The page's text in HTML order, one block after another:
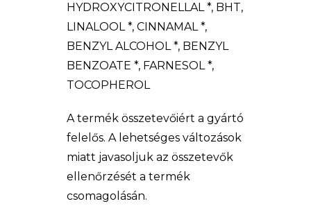
HYDROXYCITRONELLAL *, BHT,
LINALOOL *, CINNAMAL *,
BENZYL ALCOHOL *, BENZYL
BENZOATE *, FARNESOL *,
TOCOPHEROL
A termék összetevőiért a gyártó
felelős. A lehetséges változások
miatt javasoljuk az összetevők
ellenőrzését a termék
csomagolásán.